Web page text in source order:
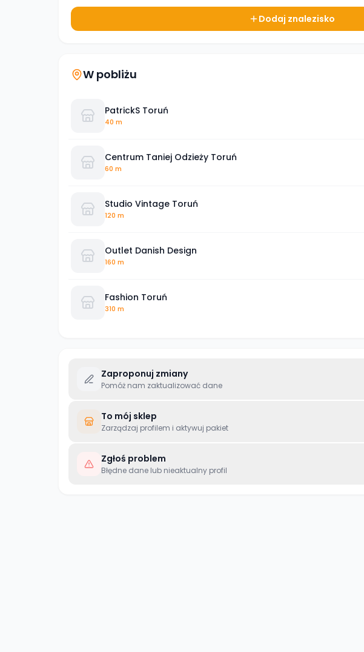
Dodaj znalezisko
W pobliżu
PatrickS Toruń
40 m
Centrum Taniej Odzieży Toruń
60 m
Studio Vintage Toruń
120 m
Outlet Danish Design
160 m
Fashion Toruń
310 m
Zaproponuj zmiany
Pomóż nam zaktualizować dane
To mój sklep
Zarządzaj profilem i aktywuj pakiet
Zgłoś problem
Błędne dane lub nieaktualny profil